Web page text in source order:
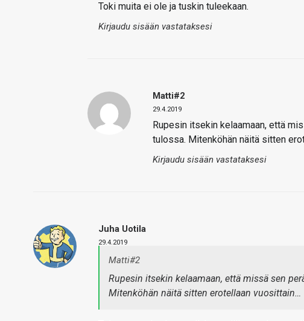
Toki muita ei ole ja tuskin tuleekaan.
Kirjaudu sisään vastataksesi
Matti#2
29.4.2019
Rupesin itsekin kelaamaan, että
tulossa. Mitenköhän näitä sitten
Kirjaudu sisään vastataksesi
Juha Uotila
29.4.2019
Matti#2
Rupesin itsekin kelaamaan, että missä sen
Mitenköhän näitä sitten erotellaan vuosittain…